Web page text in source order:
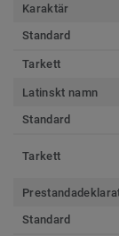
Karaktär
Standard
Tarkett
Latinskt namn
Standard
Tarkett
Standard